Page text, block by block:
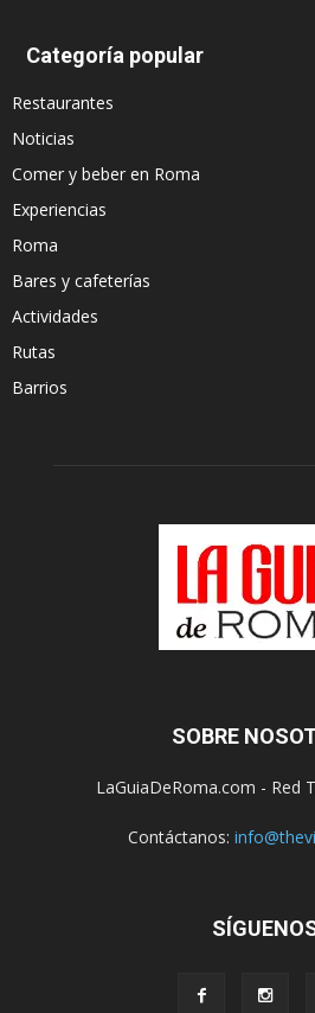
Categoría popular
Restaurantes
Noticias
Comer y beber en Roma
Experiencias
Roma
Bares y cafeterías
Actividades
Rutas
Barrios
SOBRE
LaGuiaDeRoma.com - Red
Contáctanos: